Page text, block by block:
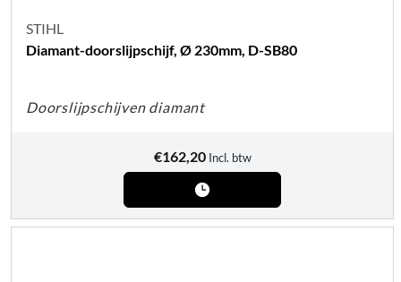
STIHL
Diamant-doorslijpschijf, Ø 230mm, D-SB80
Doorslijpschijven diamant
€162,20 Incl. btw